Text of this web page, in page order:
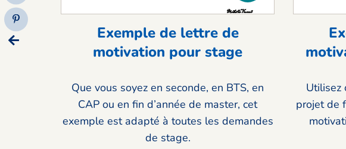
Exemple de lettre de
motivation pour stage
Que vous soyez en seconde, en BTS, en
CAP ou en fin d’année de master, cet
exemple est adapté à toutes les demandes
de stage.
Utilisez
projet de